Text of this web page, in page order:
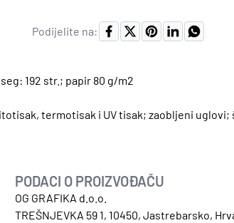
Podijelite na:
192 str.; papir 80 g/m2
termotisak i UV tisak; zaobljeni uglovi;
PODACI O PROIZVOĐAČU
OG GRAFIKA d.o.o.
TREŠNJEVKA 59 1, 10450, Jastrebarsko,